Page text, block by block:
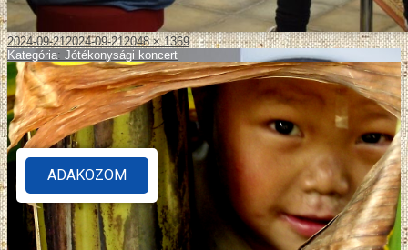
2024-09-212024-09-212048 × 1369
Kategória: Jótékonysági koncert
ADAKOZOM